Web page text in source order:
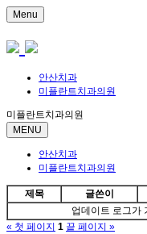
Menu
안산치과
미플란트치과의원
미플란트치과의원
MENU
안산치과
미플란트치과의원
제목 글쓴이
업데이트 로그가
« 첫 페이지 1 끝 페이지 »